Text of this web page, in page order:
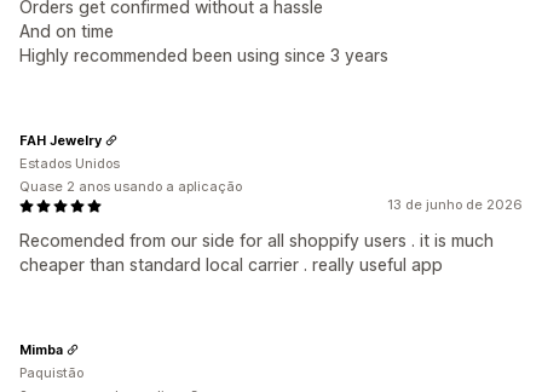
Orders get confirmed without a hassle
And on time
Highly recommended been using since 3 years
13 de junho de 2026
Recomended from our side for all shoppify users . it is much
cheaper than standard local carrier . really useful app
FAH Jewelry
Estados Unidos
Quase 2 anos usando a aplicação
Mimba
Paquistão